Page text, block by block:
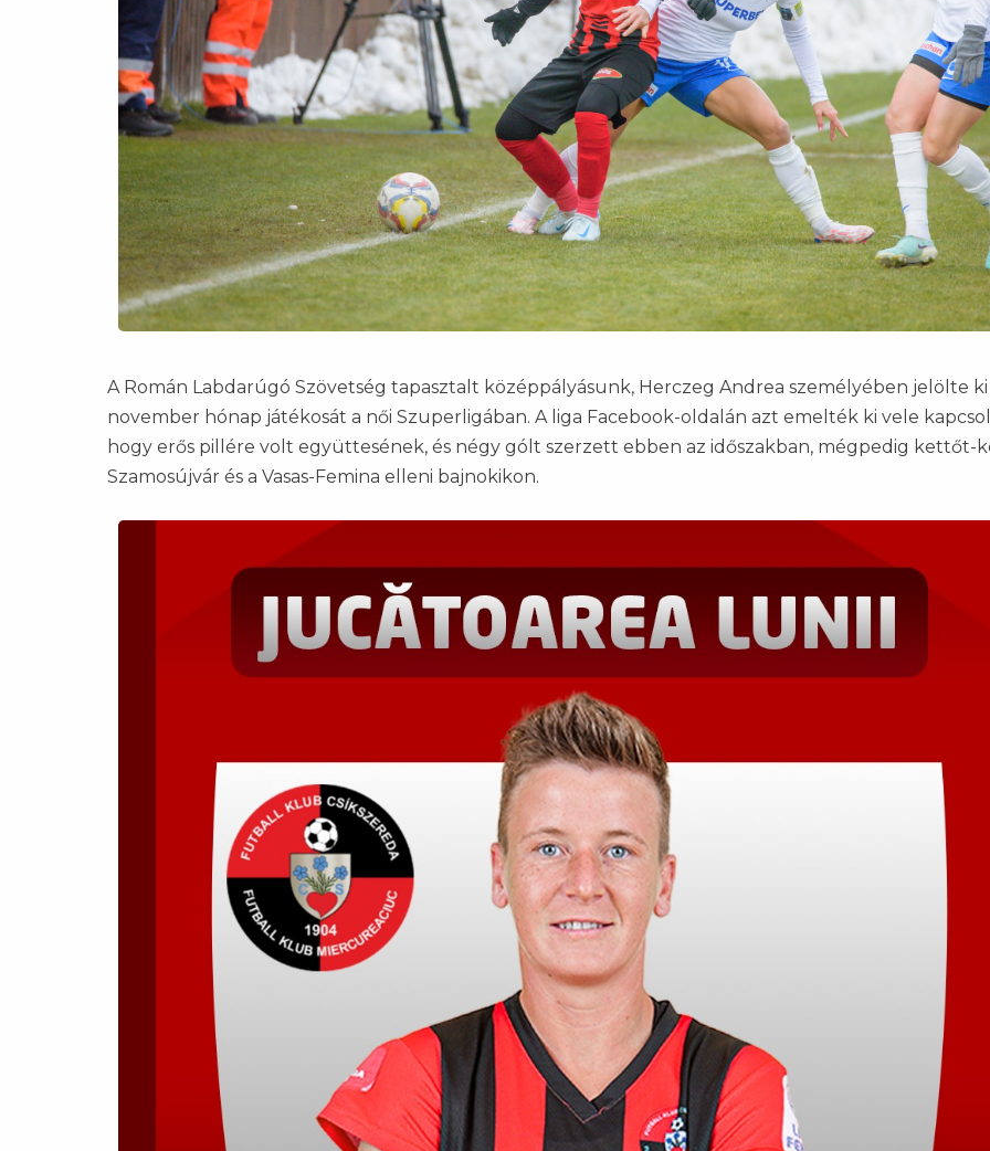
A Román Labdarúgó Szövetség tapasztalt középpályásunk, Herczeg Andrea személyében jelölte ki
november hónap játékosát a női Szuperligában. A liga Facebook-oldalán azt emelték ki vele
hogy erős pillére volt együttesének, és négy gólt szerzett ebben az időszakban, mégpedig kettőt-
Szamosújvár és a Vasas-Femina elleni bajnokikon.